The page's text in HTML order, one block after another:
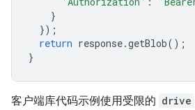
}
});
return response.getBlob();
}
客户端库代码示例使用受限的 drive